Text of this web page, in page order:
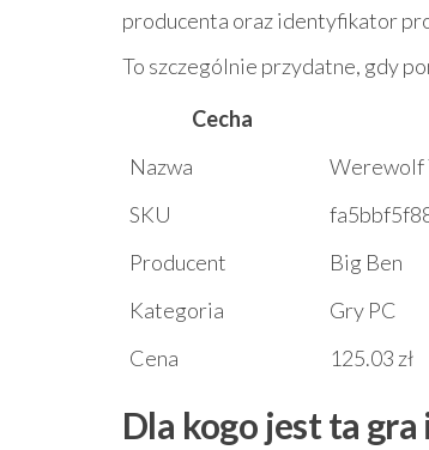
producenta oraz identyfikator
To szczególnie przydatne, gdy
Cecha
Nazwa
Werewolf
SKU
Producent
Big Ben
Kategoria
Gry PC
Cena
125.03 zł
Dla kogo jest ta